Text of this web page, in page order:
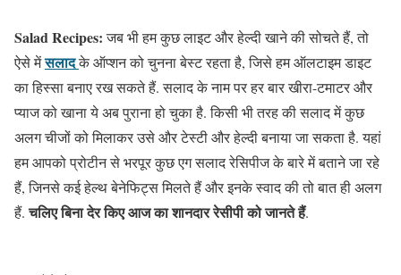
Salad Recipes:जब भी हम कुछ लाइट और हेल्दी खाने की सोचते हैं, तो
ऐसे मेंसलादके ऑप्शन को चुनना बेस्ट रहता है, जिसे हम ऑलटाइम डाइट
का हिस्सा बनाए रख सकते हैं. सलाद के नाम पर हर बार खीरा-टमाटर और
प्याज को खाना ये अब पुराना हो चुका है. किसी भी तरह की सलाद में कुछ
अलग चीजों को मिलाकर उसे और टेस्टी और हेल्दी बनाया जा सकता है. यहां
हम आपको प्रोटीन से भरपूर कुछ एग सलाद रेसिपीज के बारे में बताने जा रहे
हैं, जिनसे कई हेल्थ बेनेफिट्स मिलते हैं और इनके स्वाद की तो बात ही अलग
हैं.चलिए बिना देर किए आज का शानदार रेसीपी को जानते हैं.